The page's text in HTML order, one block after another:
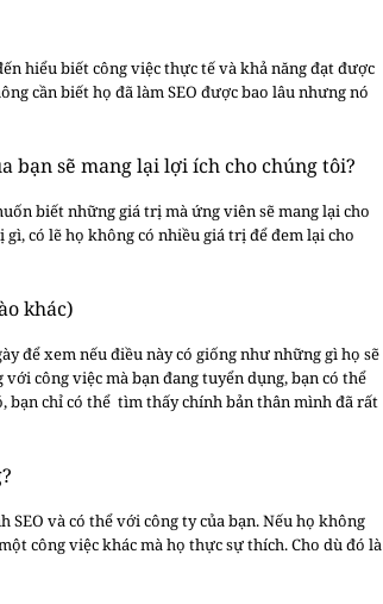
hiểu biết công việc thực tế và khả năng đạt được
cần biết họ đã làm SEO được bao lâu nhưng nó
bạn sẽ mang lại lợi ích cho chúng tôi?
biết những giá trị mà ứng viên sẽ mang lại cho
có lẽ họ không có nhiều giá trị để đem lại cho
khác)
để xem nếu điều này có giống như những gì họ sẽ
công việc mà bạn đang tuyển dụng, bạn có thể
bạn chỉ có thể tìm thấy chính bản thân mình đã rất
và có thể với công ty của bạn. Nếu họ không
công việc khác mà họ thực sự thích. Cho dù đó là